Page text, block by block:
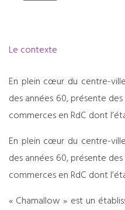
Le contexte
En plein cœur du centre-
des années 60, présente
commerces en RdC dont
En plein cœur du centre-
des années 60, présente
commerces en RdC dont
« Chamallow » est un